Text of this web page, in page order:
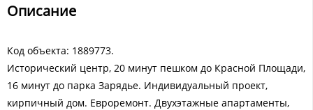
Описание
Код объекта: 1889773.
Исторический центр, 20 минут пешком до Красной Площади,
16 минут до парка Зарядье. Индивидуальный проект,
кирпичный дом. Евроремонт. Двухэтажные апартаменты,